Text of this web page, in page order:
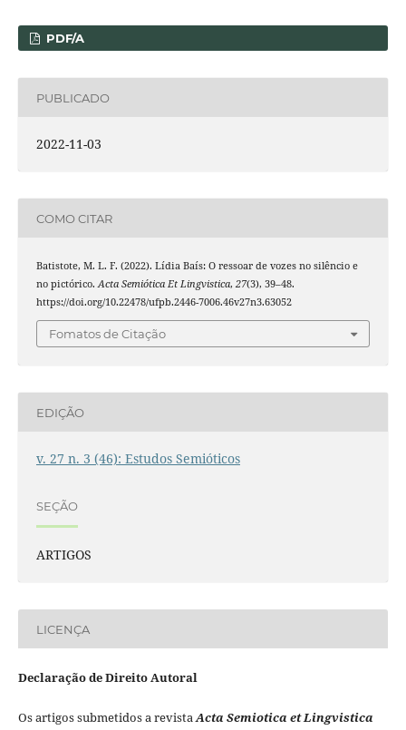
PDF/A
PUBLICADO
2022-11-03
COMO CITAR
Batistote, M. L. F. (2022). Lídia Baís: O ressoar de vozes no silêncio e
no pictórico. Acta Semiótica Et Lingvistica, 27(3), 39–48.
https://doi.org/10.22478/ufpb.2446-7006.46v27n3.63052
Fomatos de Citação
EDIÇÃO
v. 27 n. 3 (46): Estudos Semióticos
SEÇÃO
ARTIGOS
LICENÇA
Declaração de Direito Autoral
Os artigos submetidos a revistaActa Semiotica et Lingvistica